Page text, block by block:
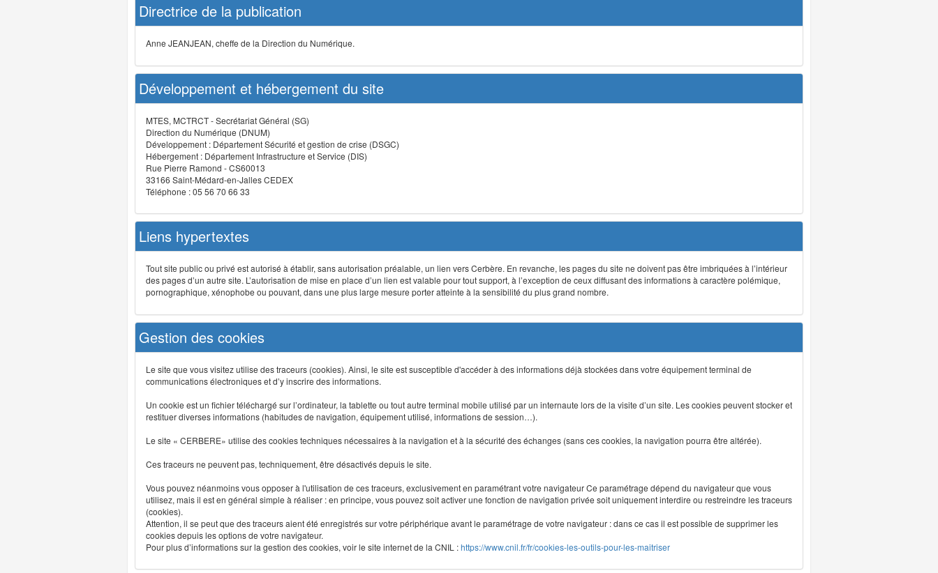
Directrice de la publication
Anne JEANJEAN, cheffe de la Direction du Numérique.
Développement et hébergement du site
MTES, MCTRCT - Secrétariat Général (SG)
Direction du Numérique (DNUM)
Développement : Département Sécurité et gestion de crise (DSGC)
Hébergement : Département Infrastructure et Service (DIS)
Rue Pierre Ramond - CS60013
33166 Saint-Médard-en-Jalles CEDEX
Téléphone : 05 56 70 66 33
Liens hypertextes
Tout site public ou privé est autorisé à établir, sans autorisation préalable, un lien vers Cerbère. En revanche, les pages du site ne doivent pas être imbriquées à l’intérieur
des pages d’un autre site. L’autorisation de mise en place d’un lien est valable pour tout support, à l’exception de ceux diffusant des informations à caractère polémique,
pornographique, xénophobe ou pouvant, dans une plus large mesure porter atteinte à la sensibilité du plus grand nombre.
Gestion des cookies
Le site que vous visitez utilise des traceurs (cookies). Ainsi, le site est susceptible d'accéder à des informations déjà stockées dans votre équipement terminal de
communications électroniques et d’y inscrire des informations.
Un cookie est un fichier téléchargé sur l’ordinateur, la tablette ou tout autre terminal mobile utilisé par un internaute lors de la visite d’un site. Les cookies peuvent stocker et
restituer diverses informations (habitudes de navigation, équipement utilisé, informations de session…).
Le site « CERBERE» utilise des cookies techniques nécessaires à la navigation et à la sécurité des échanges (sans ces cookies, la navigation pourra être altérée).
Ces traceurs ne peuvent pas, techniquement, être désactivés depuis le site.
Vous pouvez néanmoins vous opposer à l'utilisation de ces traceurs, exclusivement en paramétrant votre navigateur Ce paramétrage dépend du navigateur que vous
utilisez, mais il est en général simple à réaliser : en principe, vous pouvez soit activer une fonction de navigation privée soit uniquement interdire ou restreindre les traceurs
(cookies).
Attention, il se peut que des traceurs aient été enregistrés sur votre périphérique avant le paramétrage de votre navigateur : dans ce cas il est possible de supprimer les
cookies depuis les options de votre navigateur.
Pour plus d’informations sur la gestion des cookies, voir le site internet de la CNIL :https://www.cnil.fr/fr/cookies-les-outils-pour-les-maitriser